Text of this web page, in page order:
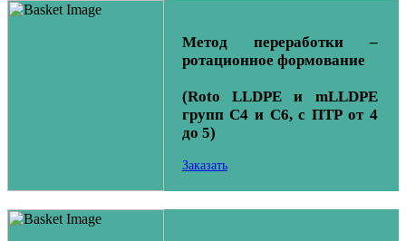
Метод переработки –
ротационное формование
(Roto LLDPE и mLLDPE
групп C4 и C6, с ПТР от 4
до 5)
Заказать